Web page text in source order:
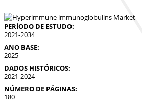
PERÍODO DE ESTUDO:
2021-2034
ANO BASE:
2025
DADOS HISTÓRICOS:
2021-2024
NÚMERO DE PÁGINAS:
180